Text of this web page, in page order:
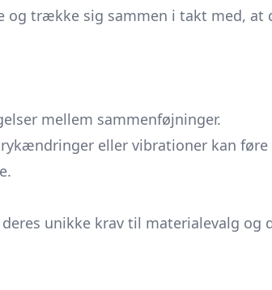
og trække sig sammen i takt med,
mellem sammenføjninger.
eller vibrationer kan
unikke krav til materialevalg og